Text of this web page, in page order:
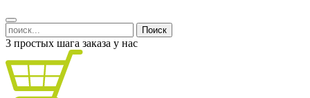
Поиск
3 простых шага заказа у нас